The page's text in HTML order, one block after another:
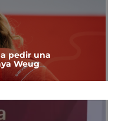
pedir una
Weug